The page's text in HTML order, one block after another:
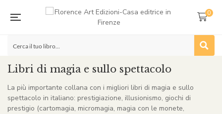
0
Libri di magia e sullo spettacolo
La più importante collana con i migliori libri di magia e sullo
spettacolo in italiano: prestigiazione, illusionismo, giochi di
prestigio (cartomagia, micromagia, magia con le monete,